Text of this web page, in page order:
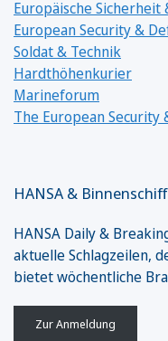
Europäische Sicherheit
European Security &
Soldat & Technik
Hardthöhenkurier
Marineforum
The European Security
HANSA &
HANSA Daily &
aktuelle Schlagzeilen,
bietet wöchentliche
Zur Anmeldung